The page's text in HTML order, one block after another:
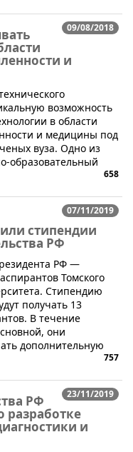
09/08/2018
и
возможность
в области
и медицины под
вуза. Одно из
образовательный
658
07/11/2019
стипендии
РФ
РФ —
Томского
Стипендию
получать 13
В течение
они
дополнительную
757
23/11/2019
РФ
разработке
и